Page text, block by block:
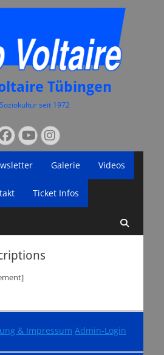
Tübingen
Soziokultur seit 1972
nach:
Facebook
YouTube
Instagram
Galerie Videos
Ticket Infos
& Impressum Admin-Login